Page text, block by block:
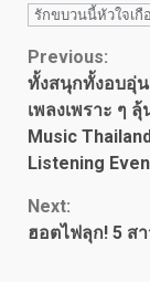
รักขบวนนี้หัวใจเกื
Continue
Reading
Previous:
ทั้งสนุกทั้งอบอุ่
เพลงเพราะ ๆ
Music
Listening
Next:
ฮอตไฟลุก! 5 สา